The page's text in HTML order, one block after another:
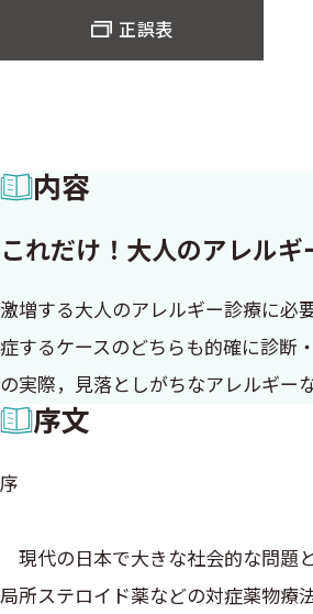
正誤表
内容
これだけ！大人のアレル
激増する大人のアレルギー診療に必
症するケースのどちらも的確に診断
の実際，見落としがちなアレルギー
序文
序
現代の日本で大きな社会的な問題
局所ステロイド薬などの対症薬物療